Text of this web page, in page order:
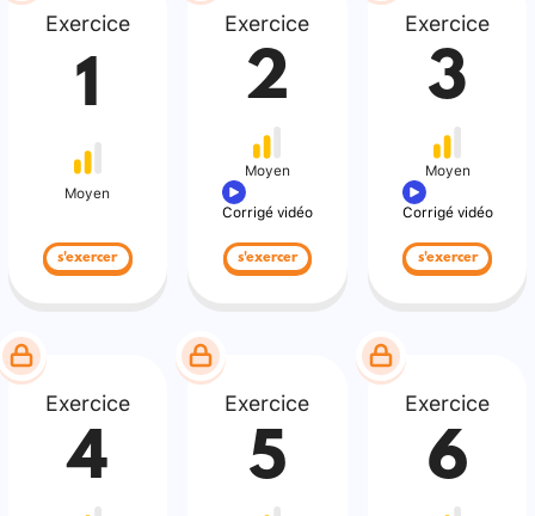
Exercice
1
Moyen
s'exercer
Exercice
2
Moyen
Corrigé vidéo
s'exercer
Exercice
3
Moyen
Corrigé vidéo
s'exercer
Exercice
4
Exercice
5
Exercice
6